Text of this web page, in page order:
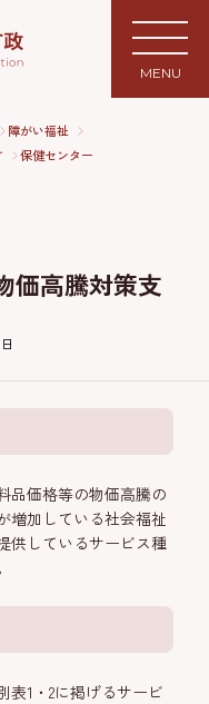
MENU
障がい福祉
保健センター
価高騰対策支
品価格等の物価高騰の
増加している社会福祉
供しているサービス種
表1・2に掲げるサービ